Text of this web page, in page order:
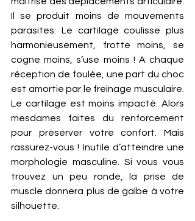
Il se produit moins de mouvements
parasites. Le cartilage coulisse plus
harmonieusement, frotte moins, se
cogne moins, s’use moins ! A chaque
réception de foulée, une part du choc
est amortie par le freinage musculaire.
Le cartilage est moins impacté. Alors
mesdames faites du renforcement
pour préserver votre confort. Mais
rassurez-vous ! Inutile d’atteindre une
morphologie masculine. Si vous vous
trouvez un peu ronde, la prise de
muscle donnera plus de galbe à votre
silhouette.